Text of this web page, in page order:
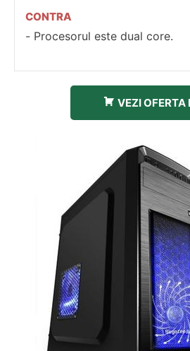
CONTRA
Procesorul este dual core.
VEZI OFERTA